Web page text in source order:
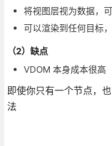
将视图层视为数据，
可以渲染到任何目标
（2）缺点
VDOM 本身成本很高
即使你只有一个节点，
法